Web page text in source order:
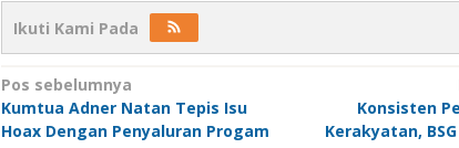
Ikuti Kami Pada
Navigasi
pos
Pos sebelumnya
Kumtua Adner Natan Tepis Isu
Hoax Dengan Penyaluran Progam
Konsisten
Kerakyatan,